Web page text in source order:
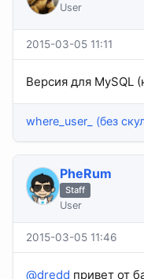
User
2015-03-05 11:11
Версия для MySQL
where_user_ (без
PheRum
Staff
User
2015-03-05 11:46
@dredd привет от